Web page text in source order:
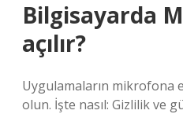
Bilgisayarda
açılır?
Uygulamaların mikrofona
olun. İşte nasıl: Gizlilik ve